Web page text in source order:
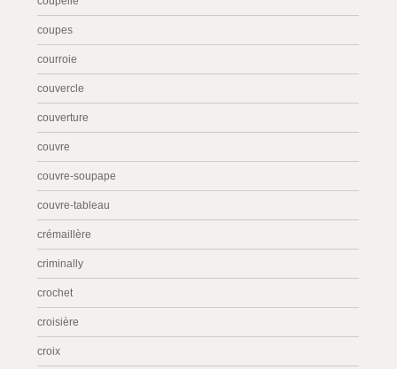
coupes
courroie
couvercle
couverture
couvre
couvre-soupape
couvre-tableau
crémaillère
criminally
crochet
croisière
croix